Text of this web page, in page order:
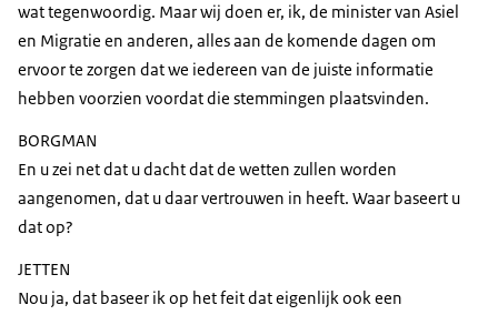
wat tegenwoordig. Maar wij doen er, ik, de minister van Asiel
en Migratie en anderen, alles aan de komende dagen om
ervoor te zorgen dat we iedereen van de juiste informatie
hebben voorzien voordat die stemmingen plaatsvinden.
BORGMAN
En u zei net dat u dacht dat de wetten zullen worden
aangenomen, dat u daar vertrouwen in heeft. Waar baseert u
dat op?
JETTEN
Nou ja, dat baseer ik op het feit dat eigenlijk ook een